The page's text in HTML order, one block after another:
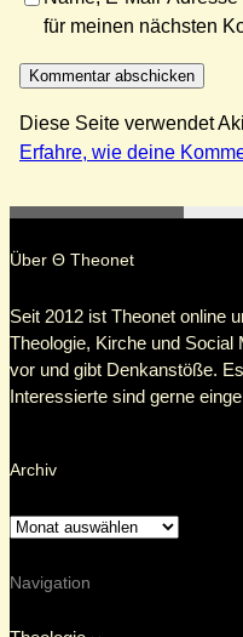
für meinen nächsten
Diese Seite verwendet
Erfahre, wie deine
Über Θ Theonet
Seit 2012 ist Theonet online
Theologie, Kirche und
vor und gibt Denkanstöße.
Interessierte sind gerne
Archiv
Navigation